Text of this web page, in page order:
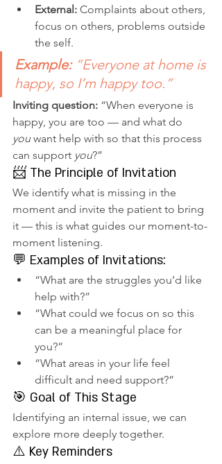
External: Complaints about others,
focus on others, problems outside
the self.
Example: “Everyone at home is
happy, so I’m happy too.”
Inviting question: “When everyone is
happy, you are too — and what do
you want help with so that this process
can support you?”
📨 The Principle of Invitation
We identify what is missing in the
moment and invite the patient to bring
it — this is what guides our moment-to-
moment listening.
💬 Examples of Invitations:
“What are the struggles you’d like
help with?”
“What could we focus on so this
can be a meaningful place for
you?”
“What areas in your life feel
difficult and need support?”
🎯 Goal of This Stage
Identifying an internal issue, we can
explore more deeply together.
⚠️ Key Reminders